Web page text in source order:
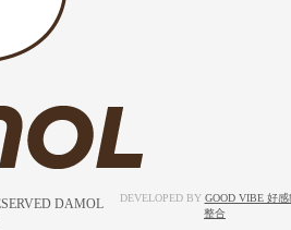
DAMOL
DEVELOPED BY GOOD VIBE 好感
整合